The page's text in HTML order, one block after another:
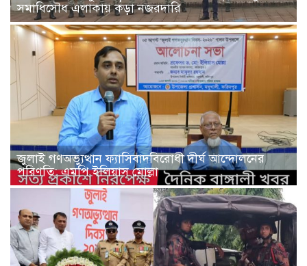
সমাধিসৌধ এলাকায় কড়া নজরদারি
জুলাই গণঅভ্যুত্থান ফ্যাসিবাদবিরোধী দীর্ঘ আন্দোলনের
পরিণতি: এমপি ইলিয়াস মোল্লা